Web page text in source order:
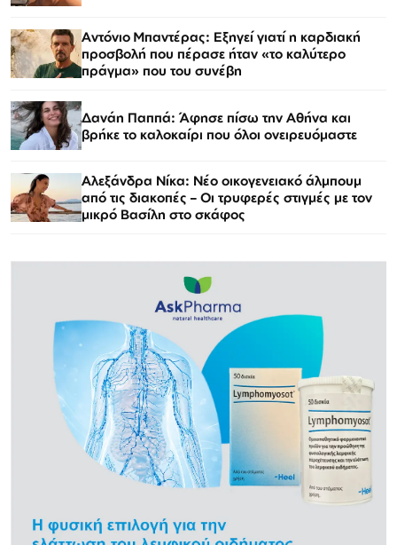
Αντόνιο Μπαντέρας: Εξηγεί γιατί η καρδιακή
προσβολή που πέρασε ήταν «το καλύτερο
πράγμα» που του συνέβη
Δανάη Παππά: Άφησε πίσω την Αθήνα και
βρήκε το καλοκαίρι που όλοι ονειρευόμαστε
Αλεξάνδρα Νίκα: Νέο οικογενειακό άλμπουμ
από τις διακοπές – Οι τρυφερές στιγμές με τον
μικρό Βασίλη στο σκάφος